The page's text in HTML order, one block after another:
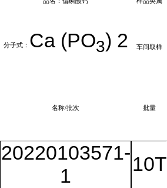
分子式： Ca (PO3) 2 车间取样
名称/批次 批量
20220103571-
1
10T